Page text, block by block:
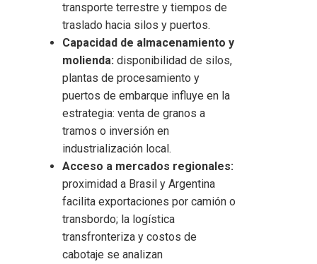
transporte terrestre y tiempos de
traslado hacia silos y puertos.
Capacidad de almacenamiento y
molienda: disponibilidad de silos,
plantas de procesamiento y
puertos de embarque influye en la
estrategia: venta de granos a
tramos o inversión en
industrialización local.
Acceso a mercados regionales:
proximidad a Brasil y Argentina
facilita exportaciones por camión o
transbordo; la logística
transfronteriza y costos de
cabotaje se analizan